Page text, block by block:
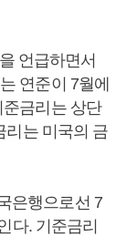
언급하면서
연준이 7월에
금리는 상단
리는 미국의 금
은행으로선 7
다. 기준금리